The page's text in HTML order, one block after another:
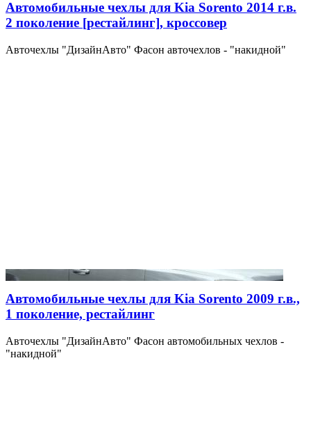
Автомобильные чехлы для Kia Sorento 2014 г.в.
2 поколение [рестайлинг], кроссовер
Авточехлы "ДизайнАвто" Фасон авточехлов - "накидной"
Автомобильные чехлы для Kia Sorento 2009 г.в.,
1 поколение, рестайлинг
Авточехлы "ДизайнАвто" Фасон автомобильных чехлов -
"накидной"